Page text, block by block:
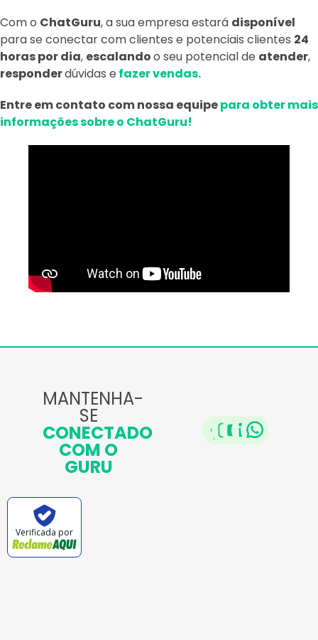
Com o ChatGuru, a sua empresa estará disponível
para se conectar com clientes e potenciais clientes 24
horas por dia, escalandoo seu potencial de atender,
responderdúvidas e fazer vendas.
Entre em contato com nossa equipepara obter mais
informações sobre o ChatGuru!
MANTENHA-
SE
CONECTADO
COM O
GURU
Verificada por